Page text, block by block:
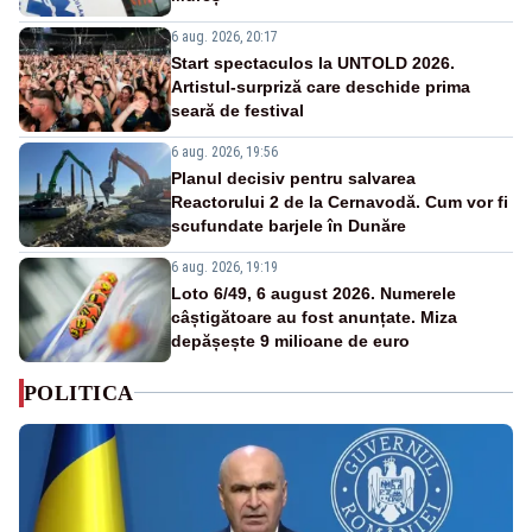
6 aug. 2026, 20:17
Start spectaculos la UNTOLD 2026.
Artistul-surpriză care deschide prima
seară de festival
6 aug. 2026, 19:56
Planul decisiv pentru salvarea
Reactorului 2 de la Cernavodă. Cum vor fi
scufundate barjele în Dunăre
6 aug. 2026, 19:19
Loto 6/49, 6 august 2026. Numerele
câștigătoare au fost anunțate. Miza
depășește 9 milioane de euro
POLITICA